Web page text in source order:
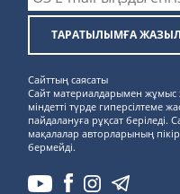
ТАРАТЫЛЫМҒА
Сайттың саясаты
Сайт материалдарымен жұмыс
міндетті түрде гиперсілтеме
пайдалануға рұқсат беріледі.
мақалалар авторларының
бермейді.